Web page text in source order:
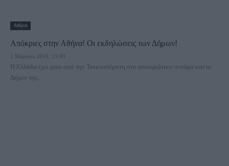
Αθήνα
Απόκριες στην Αθήνα! Οι εκδηλώσεις των Δήμων!
2 Μαρτίου 2019, 15:43
Η Ελλάδα έχει μπει από την Τσικνοπέμπτη στο αποκριάτικο πνεύμα και οι
Δήμοι της...